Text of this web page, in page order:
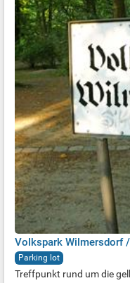
Volkspark Wilmersdorf
Parking lot
Treffpunkt rund um die